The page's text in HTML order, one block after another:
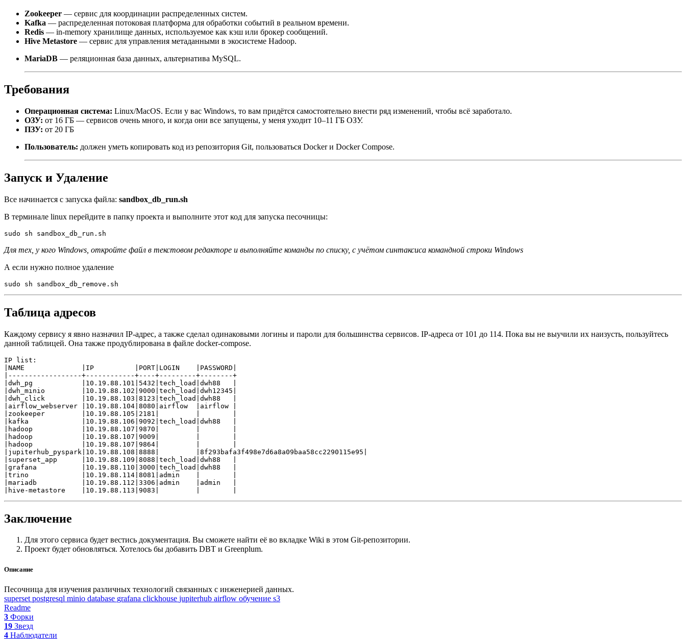
Zookeeper — сервис для координации распределенных систем.
Kafka — распределенная потоковая платформа для обработки событий в реальном времени.
Redis — in-memory хранилище данных, используемое как кэш или брокер сообщений.
Hive Metastore — сервис для управления метаданными в экосистеме Hadoop.
MariaDB — реляционная база данных, альтернатива MySQL.
Требования
Операционная система: Linux/MacOS. Если у вас Windows, то вам придётся самостоятельно внести ряд изменений, чтобы всё заработало.
ОЗУ: от 16 ГБ — сервисов очень много, и когда они все запущены, у меня уходит 10–11 ГБ ОЗУ.
ПЗУ: от 20 ГБ
Пользователь: должен уметь копировать код из репозитория Git, пользоваться Docker и Docker Compose.
Запуск и Удаление
Все начинается с запуска файла: sandbox_db_run.sh
В терминале linux перейдите в папку проекта и выполните этот код для запуска песочницы:
Для тех, у кого Windows, откройте файл в текстовом редакторе и выполняйте команды по списку, с учётом синтаксиса командной строки Windows
А если нужно полное удаление
Таблица адресов
Каждому сервису я явно назначил IP-адрес, а также сделал одинаковыми логины и пароли для большинства сервисов. IP-адреса от 101 до 114. Пока вы не выучили их наизусть, пользуйтесь
данной таблицей. Она также продублирована в файле docker-compose.
IP list:
|NAME              |IP          |PORT|LOGIN    |PASSWORD|
|------------------+------------+----+---------+--------+
|dwh_pg            |10.19.88.101|5432|tech_load|dwh88   |
|dwh_minio         |10.19.88.102|9000|tech_load|dwh12345|
|dwh_click         |10.19.88.103|8123|tech_load|dwh88   |
|airflow_webserver |10.19.88.104|8080|airflow  |airflow |
|zookeeper         |10.19.88.105|2181|         |        |
|kafka             |10.19.88.106|9092|tech_load|dwh88   |
|hadoop            |10.19.88.107|9870|         |        |
|hadoop            |10.19.88.107|9009|         |        |
|hadoop            |10.19.88.107|9864|         |        |
|jupiterhub_pyspark|10.19.88.108|8888|         |8f293bafa3f498e7d6a8a09baa58cc2290115e95|
|superset_app      |10.19.88.109|8088|tech_load|dwh88   |
|grafana           |10.19.88.110|3000|tech_load|dwh88   |
|trino             |10.19.88.114|8081|admin    |        |
|mariadb           |10.19.88.112|3306|admin    |admin   |
Заключение
Для этого сервиса будет вестись документация. Вы сможете найти её во вкладке Wiki в этом Git-репозитории.
Проект будет обновляться. Хотелось бы добавить DBT и Greenplum.
Описание
Песочница для изучения различных технологий связанных с инженерией данных.
superset postgresql minio database grafana clickhouse jupiterhub airflow обучение s3
Readme
3 Форки
19 Звезд
4 Наблюдатели